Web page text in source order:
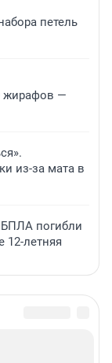
петель
жирафов —
из-за мата в
погибли
12-летняя